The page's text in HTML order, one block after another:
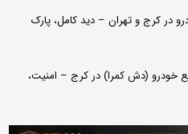
۳۶۰ درجه خودرو در کرج و تهران – دید کامل، پارک
خودرو (دش کمرا) در کرج – امنیت،